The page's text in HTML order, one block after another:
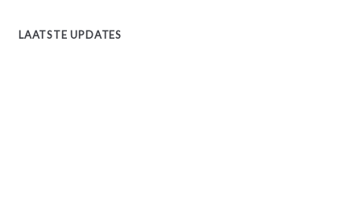
LAATSTE UPDATES